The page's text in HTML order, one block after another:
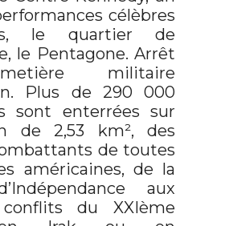
célèbres
le quartier de
le Pentagone. Arrêt
militaire
Plus de 290 000
sont enterrées sur
de 2,53 km², des
de toutes
américaines, de la
aux
du XXIème